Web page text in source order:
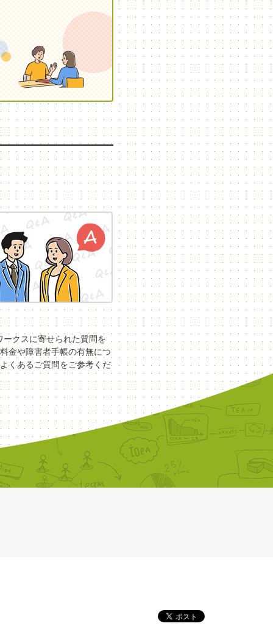
ークスに寄せられた質問を
金や障害者手帳の有無につ
くあるご質問をご参考くだ